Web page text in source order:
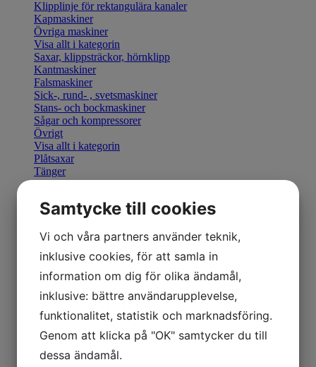
Klipplinje för rektangulära kanaler
Kapmaskiner
Övriga maskiner
Visa allt i kategorin
Saxar, klippsträckor, hörnklipp
Kantmaskiner
Falsmaskiner
Sick-, rund- , svetsmaskiner
Stans- och bockmaskiner
Sågar och kompressorer
Övrigt
Visa allt i kategorin
Plåtsaxar
Tänger
Bocka & Forma
Elhandverktyg
Saxar & Knivar
Hammare & klubbor
Övriga produkter
Övriga verktyg
Visa allt i kategorin
Visa allt i kategorin
Manuella kantmaskiner
Motordrivna kantmaskiner
Retrofit U-Bend styrning
Visa allt i kategorin
Hydraulisk Gradsax
Samtycke till cookies
Vi och våra partners använder teknik,
inklusive cookies, för att samla in
information om dig för olika ändamål,
inklusive: bättre användarupplevelse,
funktionalitet, statistik och marknadsföring.
Genom att klicka på "OK" samtycker du till
dessa ändamål.